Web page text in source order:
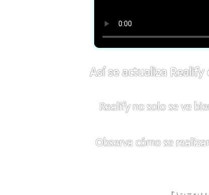
Así se actualiza
Realify no solo se ve
Observa cómo se